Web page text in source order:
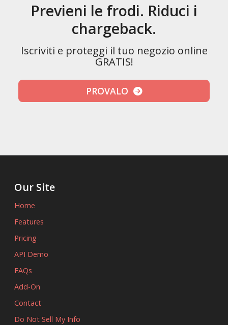
Previeni le frodi. Riduci i
chargeback.
Iscriviti e proteggi il tuo negozio online
GRATIS!
PROVALO
Our Site
Home
Features
Pricing
API Demo
FAQs
Add-On
Contact
Do Not Sell My Info